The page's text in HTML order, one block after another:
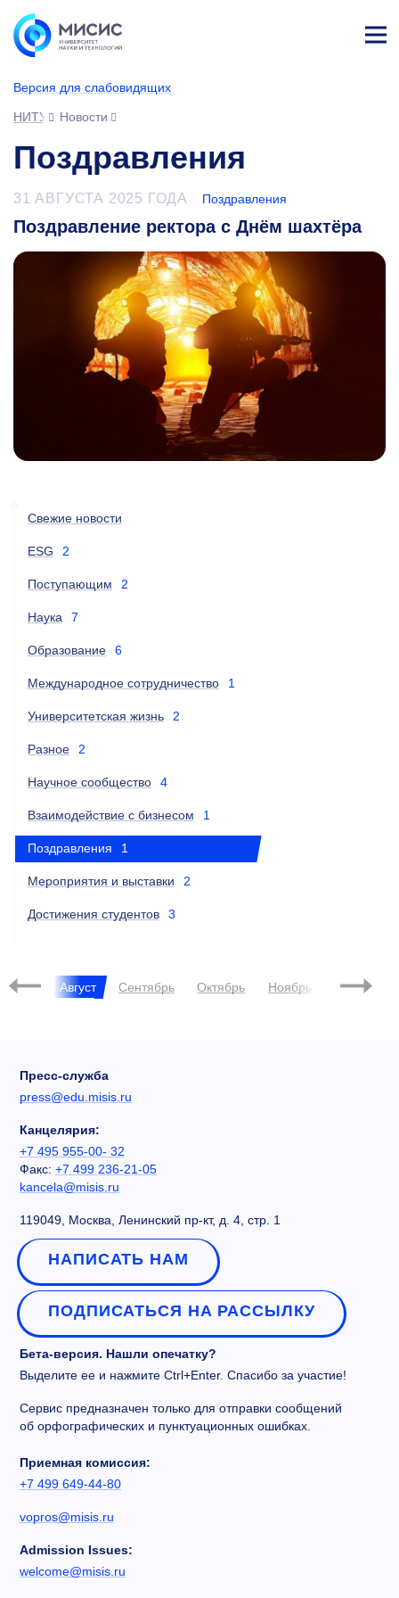
Версия для слабовидящих
НИТУ МИСИС
Новости
Поздравления
31 АВГУСТА 2025 ГОДА Поздравления
Поздравление ректора с Днём шахтёра
Свежие новости
ESG 2
Поступающим 2
Наука 7
Образование 6
Международное сотрудничество 1
Университетская жизнь 2
Разное 2
Научное сообщество 4
Взаимодействие с бизнесом 1
Поздравления 1
Мероприятия и выставки 2
Достижения студентов 3
Июль Август Сентябрь Октябрь Ноябрь Декабрь
Пресс-служба
press@edu.misis.ru
Канцелярия:
+7 495 955-00- 32
Факс: +7 499 236-21-05
kancela@misis.ru
119049, Москва, Ленинский пр-кт, д. 4, стр. 1
НАПИСАТЬ НАМ
ПОДПИСАТЬСЯ НА РАССЫЛКУ
Бета-версия. Нашли опечатку?
Выделите ее и нажмите Ctrl+Enter. Спасибо за участие!
Сервис предназначен только для отправки сообщений
об орфографических и пунктуационных ошибках.
Приемная комиссия:
+7 499 649-44-80
vopros@misis.ru
Admission Issues:
welcome@misis.ru